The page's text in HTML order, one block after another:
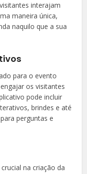
interajam
maneira única,
naquilo que a sua
para o evento
os visitantes
pode incluir
brindes e até
perguntas e
na criação da